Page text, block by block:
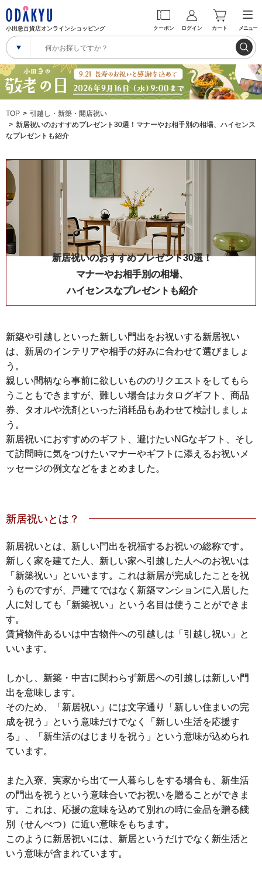
小田急百貨店オンラインショッピング クーポン ログイン カート メニュー
TOP
引越し・新築・開店祝い
新居祝いのおすすめプレゼント30選！マナーやお相手別の相場、ハイセンス
なプレゼントも紹介
新居祝いのおすすめプレゼント30選！
マナーやお相手別の相場、
ハイセンスなプレゼントも紹介
新築や引越しといった新しい門出をお祝いする新居祝い
は、新居のインテリアや相手の好みに合わせて選びましょ
う。
親しい間柄なら事前に欲しいもののリクエストをしてもら
うこともできますが、難しい場合はカタログギフト、商品
券、タオルや洗剤といった消耗品もあわせて検討しましょ
う。
新居祝いにおすすめのギフト、避けたいNGなギフト、そし
て訪問時に気をつけたいマナーやギフトに添えるお祝いメ
ッセージの例文などをまとめました。
新居祝いとは？
新居祝いとは、新しい門出を祝福するお祝いの総称です。
新しく家を建てた人、新しい家へ引越した人へのお祝いは
「新築祝い」といいます。これは新居が完成したことを祝
うものですが、戸建てではなく新築マンションに入居した
人に対しても「新築祝い」という名目は使うことができま
す。
賃貸物件あるいは中古物件への引越しは「引越し祝い」と
いいます。
しかし、新築・中古に関わらず新居への引越しは新しい門
出を意味します。
そのため、「新居祝い」には文字通り「新しい住まいの完
成を祝う」という意味だけでなく「新しい生活を応援す
る」、「新生活のはじまりを祝う」という意味が込められ
ています。
また入寮、実家から出て一人暮らしをする場合も、新生活
の門出を祝うという意味合いでお祝いを贈ることができま
す。これは、応援の意味を込めて別れの時に金品を贈る餞
別（せんべつ）に近い意味をもちます。
このように新居祝いには、新居というだけでなく新生活と
いう意味が含まれています。